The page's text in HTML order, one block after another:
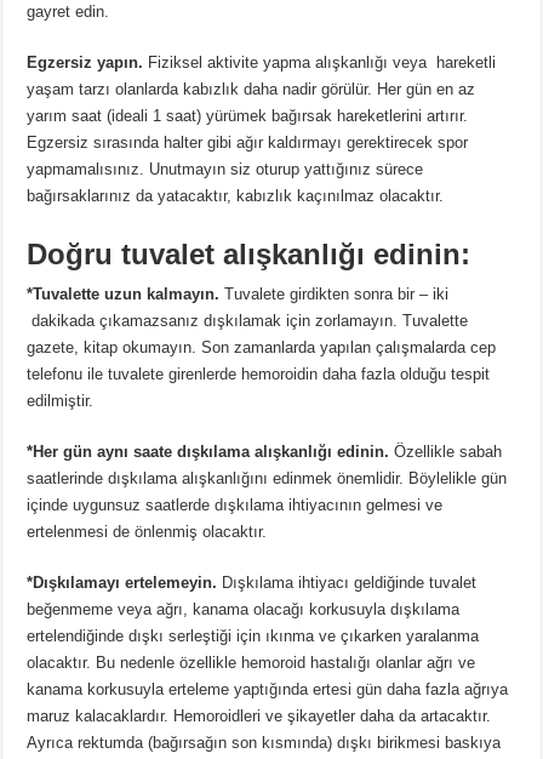
gayret edin.
Egzersiz yapın. Fiziksel aktivite yapma alışkanlığı veya hareketli
yaşam tarzı olanlarda kabızlık daha nadir görülür. Her gün en az
yarım saat (ideali 1 saat) yürümek bağırsak hareketlerini artırır.
Egzersiz sırasında halter gibi ağır kaldırmayı gerektirecek spor
yapmamalısınız. Unutmayın siz oturup yattığınız sürece
bağırsaklarınız da yatacaktır, kabızlık kaçınılmaz olacaktır.
Doğru tuvalet alışkanlığı edinin:
*Tuvalette uzun kalmayın.Tuvalete girdikten sonra bir – iki
dakikada çıkamazsanız dışkılamak için zorlamayın. Tuvalette
gazete, kitap okumayın. Son zamanlarda yapılan çalışmalarda cep
telefonu ile tuvalete girenlerde hemoroidin daha fazla olduğu tespit
edilmiştir.
*Her gün aynı saate dışkılama alışkanlığı edinin.Özellikle sabah
saatlerinde dışkılama alışkanlığını edinmek önemlidir. Böylelikle gün
içinde uygunsuz saatlerde dışkılama ihtiyacının gelmesi ve
ertelenmesi de önlenmiş olacaktır.
*Dışkılamayı ertelemeyin. Dışkılama ihtiyacı geldiğinde tuvalet
beğenmeme veya ağrı, kanama olacağı korkusuyla dışkılama
ertelendiğinde dışkı serleştiği için ıkınma ve çıkarken yaralanma
olacaktır. Bu nedenle özellikle hemoroid hastalığı olanlar ağrı ve
kanama korkusuyla erteleme yaptığında ertesi gün daha fazla ağrıya
maruz kalacaklardır. Hemoroidleri ve şikayetler daha da artacaktır.
Ayrıca rektumda (bağırsağın son kısmında) dışkı birikmesi baskıya